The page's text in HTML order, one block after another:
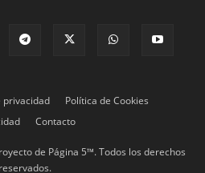
privacidad
Política de Cookies
Contacto
de Página 5™. Todos los derechos
reservados.